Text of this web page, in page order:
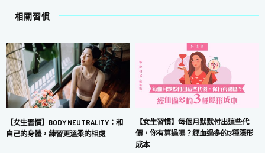
相關習慣
【女生習慣】BODY NEUTRALITY：和
自己的身體，練習更溫柔的相處
【女生習慣】每個月默默付出這些代
價，你有算過嗎？經血過多的3種隱形
成本